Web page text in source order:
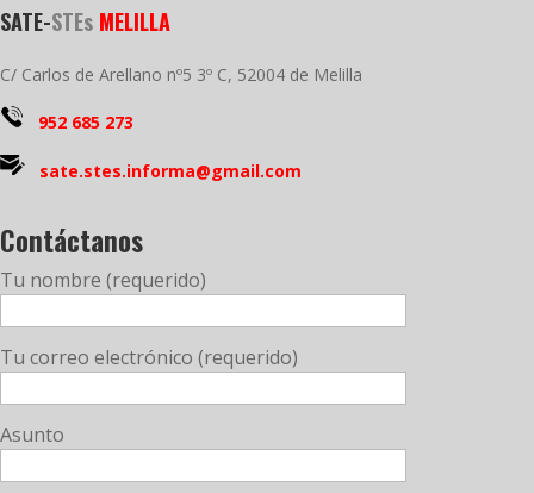
SATE-STEs MELILLA
C/ Carlos de Arellano nº5 3º C, 52004 de Melilla
952 685 273
sate.stes.informa@gmail.com
Contáctanos
Tu nombre (requerido)
Tu correo electrónico (requerido)
Asunto